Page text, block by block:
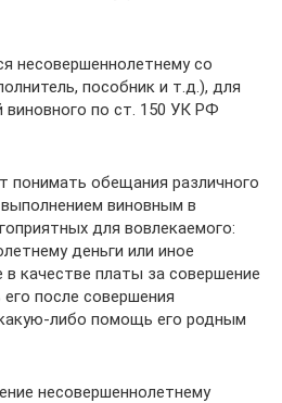
несовершеннолетнему со
пособник и т.д.), для
виновного по ст. 150 УК РФ
понимать обещания различного
виновным в
для вовлекаемого:
деньги или иное
качестве платы за совершение
после совершения
либо помощь его родным
несовершеннолетнему